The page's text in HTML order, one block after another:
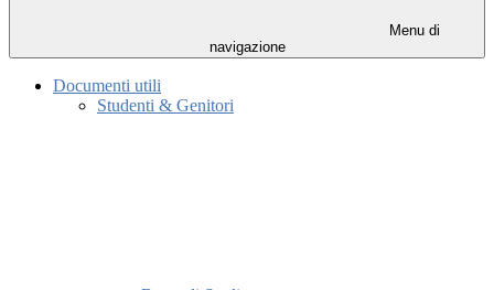
Menu di
navigazione
Documenti utili
Studenti & Genitori